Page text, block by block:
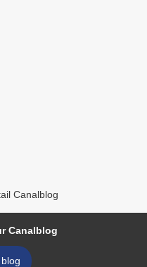
Canalblog
Canalblog